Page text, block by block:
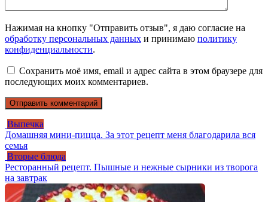
Нажимая на кнопку "Отправить отзыв", я даю согласие на
обработку персональных данных и принимаю политику
конфиденциальности.
Сохранить моё имя, email и адрес сайта в этом браузере для
последующих моих комментариев.
Выпечка
Домашняя мини-пицца. За этот рецепт меня благодарила вся
семья
Вторые блюда
Ресторанный рецепт. Пышные и нежные сырники из творога
на завтрак